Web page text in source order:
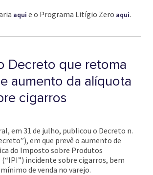
aqui e o Programa Litígio Zero aqui.
Decreto que retoma
aumento da alíquota
cigarros
em 31 de julho, publicou o Decreto n.
em que prevê o aumento de
do Imposto sobre Produtos
incidente sobre cigarros, bem
de venda no varejo.